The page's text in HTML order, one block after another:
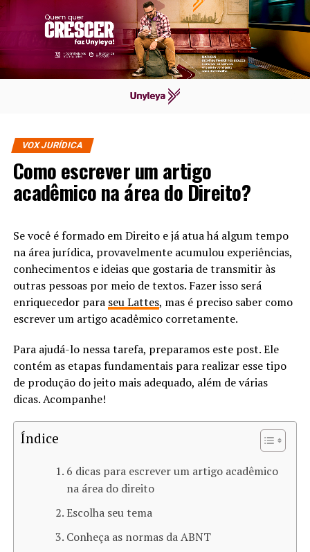
VOX JURÍDICA
Como escrever um artigo
acadêmico na área do Direito?
Se você é formado em Direito e já atua há algum tempo
na área jurídica, provavelmente acumulou experiências,
conhecimentos e ideias que gostaria de transmitir às
outras pessoas por meio de textos. Fazer isso será
enriquecedor para seu Lattes, mas é preciso saber como
escrever um artigo acadêmico corretamente.
Para ajudá-lo nessa tarefa, preparamos este post. Ele
contém as etapas fundamentais para realizar esse tipo
de produção do jeito mais adequado, além de várias
dicas. Acompanhe!
Índice
6 dicas para escrever um artigo acadêmico
na área do direito
Escolha seu tema
Conheça as normas da ABNT